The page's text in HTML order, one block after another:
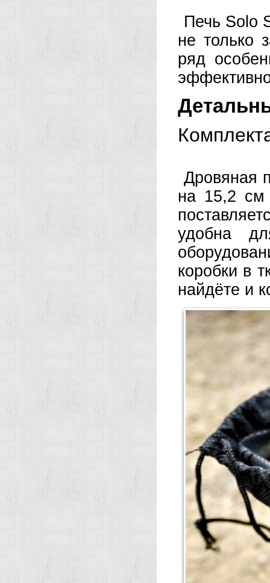
Печь Solo
не только
ряд
Дровяная
на 15,2 см
удобна
коробки в
найдёте и